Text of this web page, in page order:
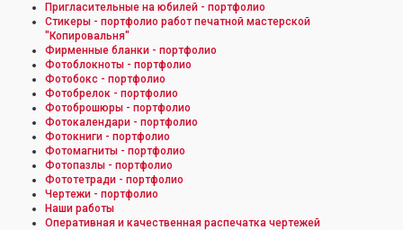
Пригласительные на юбилей - портфолио
Стикеры - портфолио работ печатной мастерской
"Копировальня"
Фирменные бланки - портфолио
Фотоблокноты - портфолио
Фотобокс - портфолио
Фотобрелок - портфолио
Фотоброшюры - портфолио
Фотокалендари - портфолио
Фотокниги - портфолио
Фотомагниты - портфолио
Фотопазлы - портфолио
Фототетради - портфолио
Чертежи - портфолио
Наши работы
Оперативная и качественная распечатка чертежей